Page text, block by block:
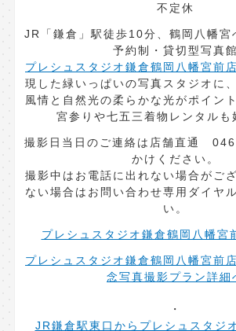
不定休
JR「鎌倉」駅徒歩10分、鶴岡八幡宮
予約制・貸切型写真館
プレシュスタジオ鎌倉鶴岡八幡宮前店
現した緑いっぱいの写真スタジオに
風情と自然光の柔らかな光がポイン
宮参りや七五三着物レンタルも
撮影日当日のご連絡は店舗直通
かけください。
撮影中はお電話に出れない場合がご
ない場合はお問い合わせ専用ダイヤ
い。
プレシュスタジオ鎌倉鶴岡八幡宮
プレシュスタジオ鎌倉鶴岡八幡宮前
念写真撮影プラン詳細
JR鎌倉駅東口からプレシュスタジ